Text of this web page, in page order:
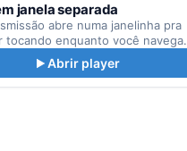
janela separada
abre numa janelinha pra
tocando enquanto você navega.
Abrir player